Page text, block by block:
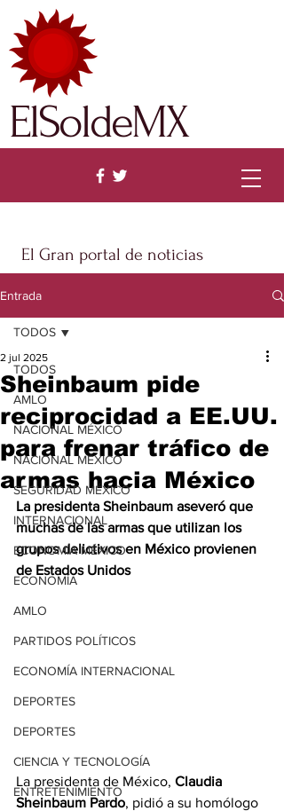
El Gran portal de noticias
ElSoldeMX
Entrada
TODOS
AMLO
NACIONAL MÉXICO
NACIONAL MÉXICO
SEGURIDAD MÉXICO
INTERNACIONAL
ECONOMÍA MÉXICO
ECONOMÍA
AMLO
PARTIDOS POLÍTICOS
ECONOMÍA INTERNACIONAL
DEPORTES
DEPORTES
CIENCIA Y TECNOLOGÍA
ENTRETENIMIENTO
TODOS
Sheinbaum pide
reciprocidad a EE.UU.
para frenar tráfico de
armas hacia México
2 jul 2025
La presidenta Sheinbaum aseveró que
muchas de las armas que utilizan los
grupos delictivos en México provienen
de Estados Unidos
La presidenta de México, Claudia
Sheinbaum Pardo, pidió a su homólogo